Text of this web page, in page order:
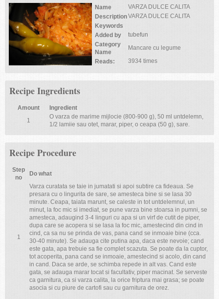
Name
VARZA DULCE CALITA
DescriptionVARZA DULCE CALITA
Keywords
Added by
tubefun
Category
Name
Mancare cu legume
Reads: 3934 times
Recipe Ingredients
Amount Ingredient
1
O varza de marime mijlocie (800-900 g), 50 ml untdelemn,
1/2 lamiie sau otet, marar, piper, o ceapa (50 g), sare.
Recipe Procedure
Step
no
Do what
1
Varza curatata se taie in jumatati si apoi subtire ca fideaua. Se
presara cu o lingurita de sare, se amesteca bine si se lasa 30
minute. Ceapa, taiata marunt, se caleste in tot untdelemnul, un
minut, la foc mic si imediat, se pune varza bine stoarsa in pumni, se
amesteca, adaugind 3-4 linguri cu apa si un virf de cutit de piper,
dupa care se acopera si se lasa la foc mic, amestecind din cind in
cind, ca sa nu se prinda de vas, pana cand se inmoaie bine (cca.
30-40 minute). Se adauga cite putina apa, daca este nevoie; cand
este gata, apa trebuie sa fie complet scazuta. Se poate da la cuptor,
tot acoperita, pana cand se inmoaie, amestecind si acolo, din cand
in cand. Daca se arde, se schimba repede in alt vas. Cand este
gata, se adauga marar tocat si facultativ, piper macinat. Se serveste
ca garnitura, ca si varza calita, la orice friptura mai grasa; se poate
asocia si cu piure de cartofi sau cu garnitura de orez.